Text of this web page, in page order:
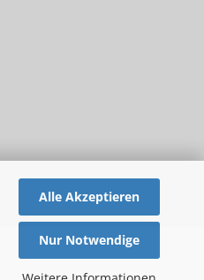
Alle Akzeptieren
Nur Notwendige